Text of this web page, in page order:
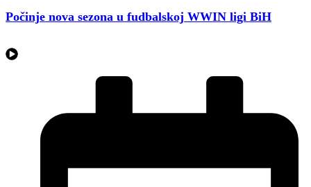
Počinje nova sezona u fudbalskoj WWIN ligi BiH